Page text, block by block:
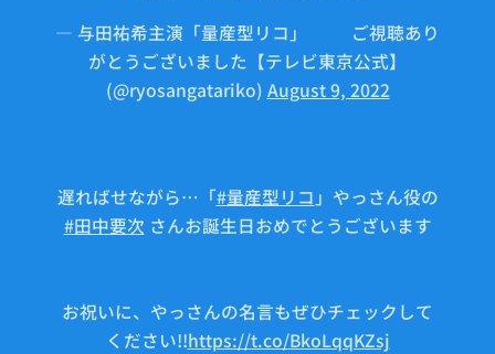
— 与田祐希主演「量産型リコ」🤖⚙ご視聴あり
がとうございました【テレビ東京公式】
(@ryosangatariko) August 9, 2022
遅ればせながら…「#量産型リコ 」やっさん役の
#田中要次 さんお誕生日おめでとうございます
お祝いに、やっさんの名言もぜひチェックして
ください!!https://t.co/BkoLqqKZsj